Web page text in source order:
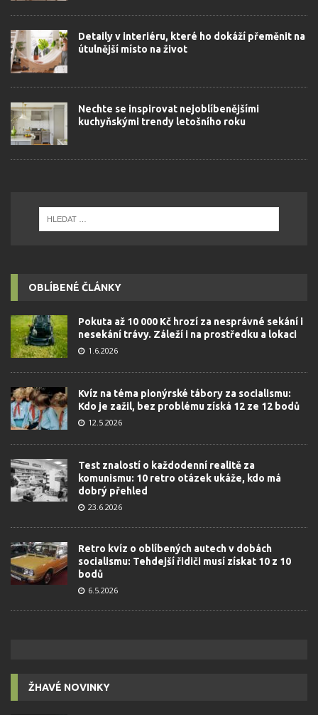
Detaily v interiéru, které ho dokáží přeměnit na
útulnější místo na život
Nechte se inspirovat nejoblíbenějšími
kuchyňskými trendy letošního roku
OBLÍBENÉ ČLÁNKY
Pokuta až 10 000 Kč hrozí za nesprávné sekání i
nesekání trávy. Záleží i na prostředku a lokaci
1.6.2026
Kvíz na téma pionýrské tábory za socialismu:
Kdo je zažil, bez problému získá 12 ze 12 bodů
12.5.2026
Test znalostí o každodenní realitě za
komunismu: 10 retro otázek ukáže, kdo má
dobrý přehled
23.6.2026
Retro kvíz o oblíbených autech v dobách
socialismu: Tehdejší řidiči musí získat 10 z 10
bodů
6.5.2026
ŽHAVÉ NOVINKY